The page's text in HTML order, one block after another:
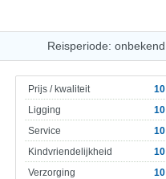
Reisperiode: onbekend
Prijs / kwaliteit
10
Ligging
10
Service
10
Kindvriendelijkheid
10
Verzorging
10